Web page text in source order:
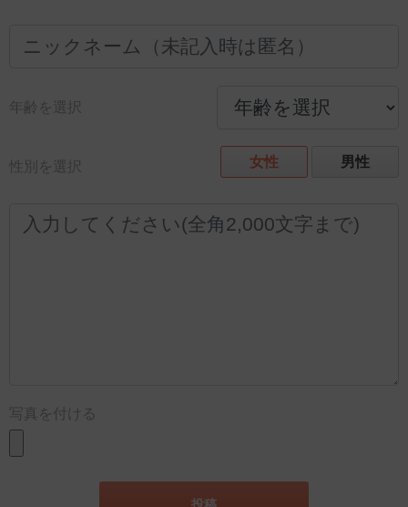
年齢を選択
性別を選択 女性 男性
写真を付ける